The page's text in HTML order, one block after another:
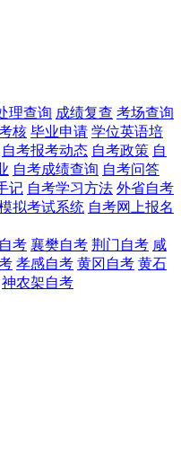
理查询 成绩复查 考场查询
核 毕业申请 学位英语培
自考报考动态 自考政策 自
自考成绩查询 自考问答
记 自考学习方法 外省自考
拟考试系统 自考网上报名
考 襄樊自考 荆门自考 咸
孝感自考 黄冈自考 黄石
神农架自考